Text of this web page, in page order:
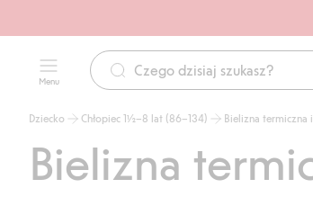
Menu
Dziecko Chłopiec 1½–8 lat (86–134) Bielizna termiczna
Bielizna